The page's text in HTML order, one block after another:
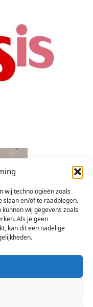
wij technologieën zoals
slaan en/of te raadplegen.
wij gegevens zoals
Als je geen
kan dit een nadelige